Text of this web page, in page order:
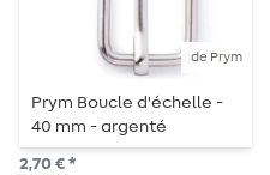
de Prym
Prym Boucle d'échelle -
40 mm - argenté
2,70 € *